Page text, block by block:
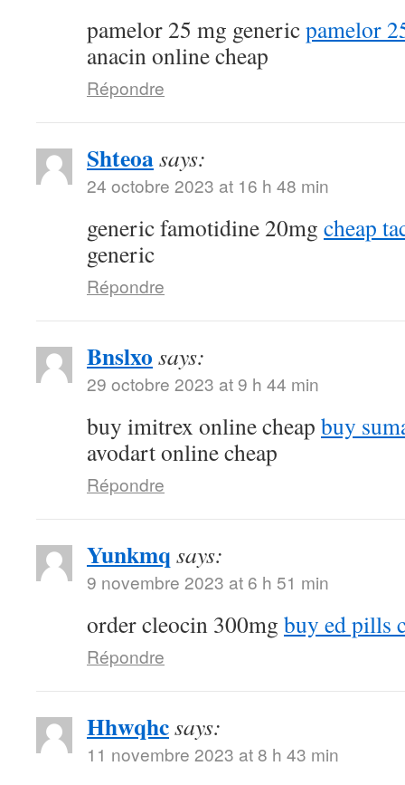
pamelor 25 mg genericpamelor
anacin online cheap
Répondre
Shteoasays:
24 octobre 2023 at 16 h 48 min
generic famotidine 20mg cheap
generic
Répondre
Bnslxo says:
29 octobre 2023 at 9 h 44 min
buy imitrex online cheap buy
avodart online cheap
Répondre
Yunkmq says:
9 novembre 2023 at 6 h 51 min
order cleocin 300mg buy ed pills
Répondre
Hhwqhcsays:
11 novembre 2023 at 8 h 43 min